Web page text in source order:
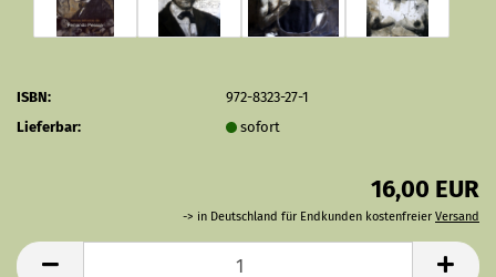
ISBN:
972-8323-27-1
Lieferbar:
sofort
16,00 EUR
-> in Deutschland für Endkunden kostenfreier Versand